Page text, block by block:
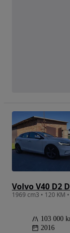
Volvo V40 D2
1969 cm3 • 120 KM
103 000
2016